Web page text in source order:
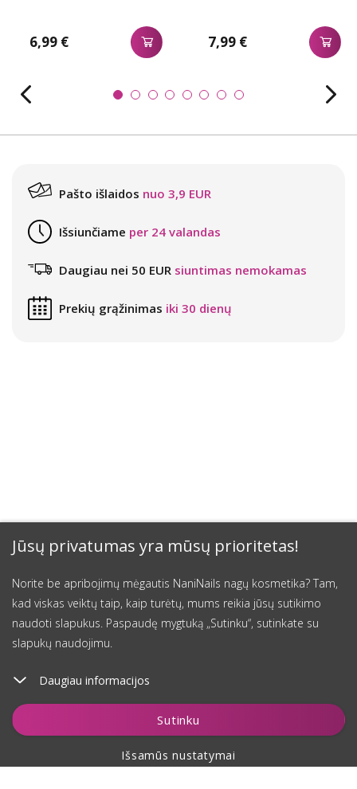
Jūsų privatumas yra mūsų prioritetas!
Norite be apribojimų mėgautis NaniNails nagų kosmetika? Tam,
kad viskas veiktų taip, kaip turėtų, mums reikia jūsų sutikimo
naudoti slapukus. Paspaudę mygtuką „Sutinku“, sutinkate su
slapukų naudojimu.
Daugiau informacijos
Sutinku
Išsamūs nustatymai
Įdėti į krepšelį
6,99 € 7,99 €
Pašto išlaidos nuo 3,9 EUR
Išsiunčiame per 24 valandas
Daugiau nei 50 EUR siuntimas nemokamas
Prekių grąžinimas iki 30 dienų